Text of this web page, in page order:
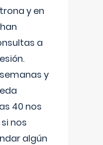
y en
a
y
40 nos
nos
algún